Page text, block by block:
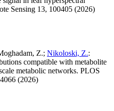
Sensing 13, 100405 (2026)
Z.; Nikoloski, Z.:
compatible with metabolite
metabolic networks. PLOS
(2026)